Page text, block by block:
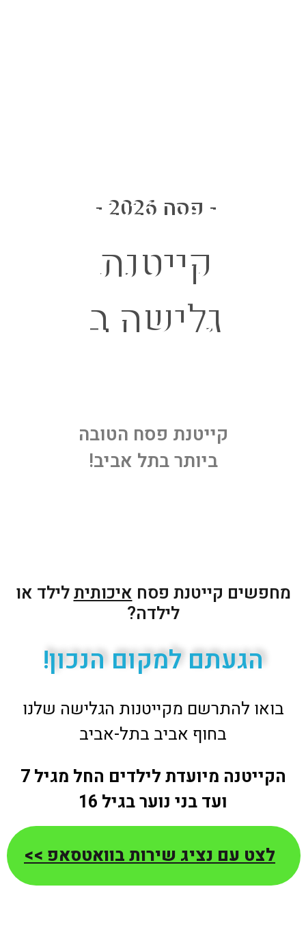
- פסח 2026 -
קייטנת
גלישה ב
קייטנת פסח הטובה
ביותר בתל אביב!
מחפשים קייטנת פסחאיכותיתלילד או
לילדה?
הגעתם למקום הנכון​!
בואו להתרשם מקייטנות הגלישה שלנו
בחוף אביב בתל-אביב
הקייטנה מיועדת לילדים החל מגיל 7
ועד בני נוער בגיל 16
לצט עם נציג שירות בוואטסאפ >>